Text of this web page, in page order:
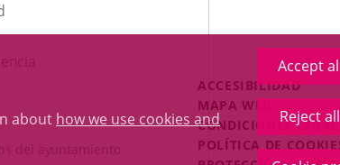
about how we use cookies and
Accept
Reject
del ayuntamiento
Menú
Legal
Footer
ACCESIBILIDAD
MAPA WEB
CONDICIONES
POLÍTICA DE